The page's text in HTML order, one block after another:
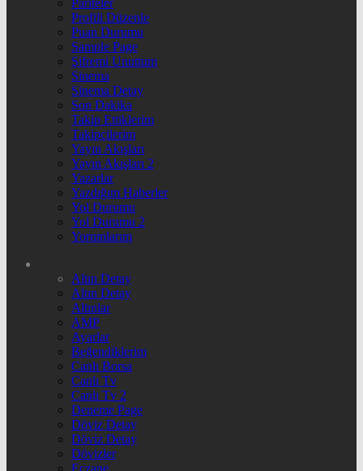
Pariteler
Profili Düzenle
Puan Durumu
Sample Page
Şifremi Unuttum
Sinema
Sinema Detay
Son Dakika
Takip Ettiklerim
Takipçilerim
Yayın Akışları
Yayın Akışları 2
Yazarlar
Yazdığım Haberler
Yol Durumu
Yol Durumu 2
Yorumlarım
Altın Detay
Altın Detay
Altınlar
AMP
Ayarlar
Beğendiklerim
Canlı Borsa
Canlı Tv
Canlı Tv 2
Deneme Page
Döviz Detay
Döviz Detay
Dövizler